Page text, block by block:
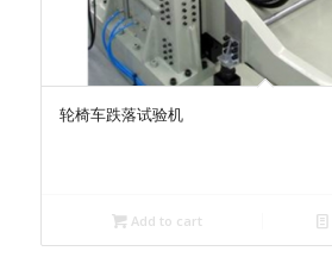
轮椅车跌落试验机
Add to cart